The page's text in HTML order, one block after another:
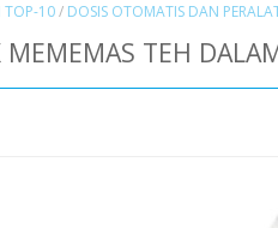
TOP-10/ DOSIS OTOMATIS DAN
MEMEMAS TEH